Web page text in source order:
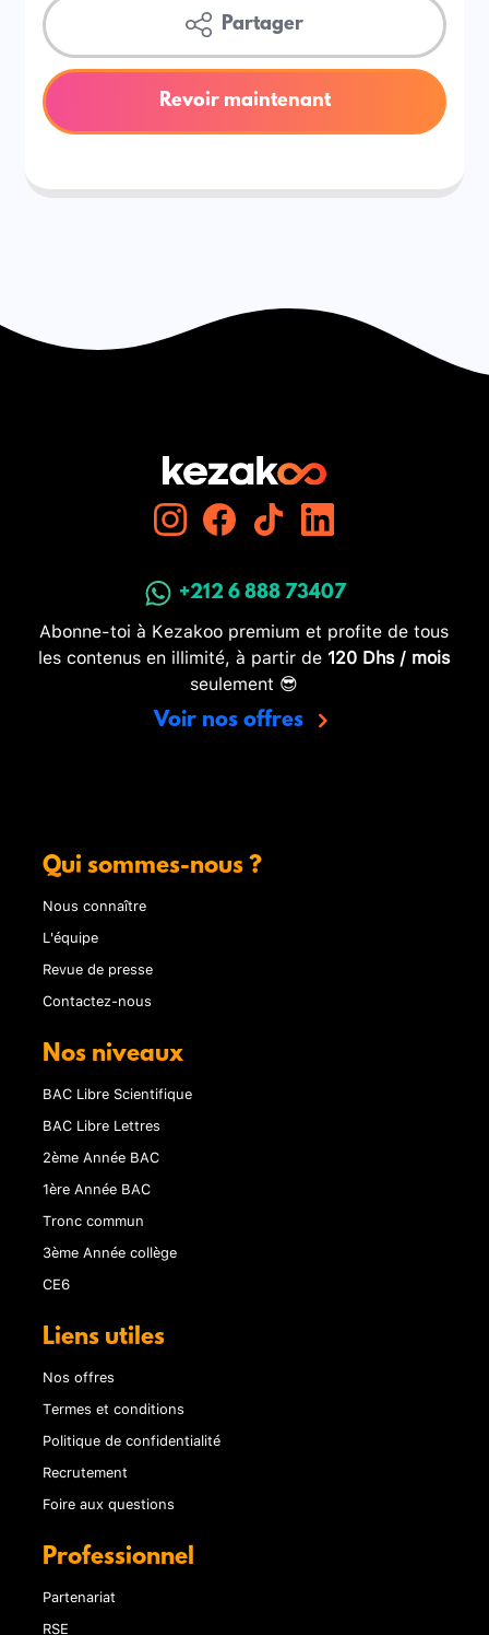
Partager
Revoir maintenant
+212 6 888 73407
Abonne-toi à Kezakoo premium et profite de tous
les contenus en illimité, à partir de 120 Dhs / mois
seulement 😎
Voir nos offres
Qui sommes-nous ?
Nous connaître
L'équipe
Revue de presse
Contactez-nous
Nos niveaux
BAC Libre Scientifique
BAC Libre Lettres
2ème Année BAC
1ère Année BAC
Tronc commun
3ème Année collège
CE6
Liens utiles
Nos offres
Termes et conditions
Politique de confidentialité
Recrutement
Foire aux questions
Professionnel
Partenariat
RSE